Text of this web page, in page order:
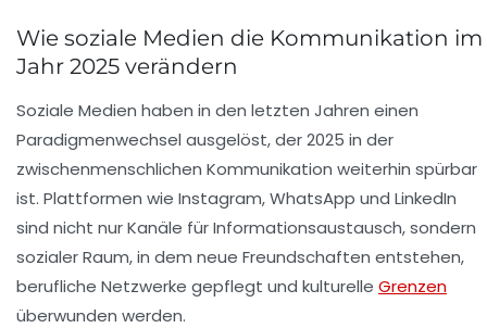
Wie soziale Medien die Kommunikation im
Jahr 2025 verändern
Soziale Medien haben in den letzten Jahren einen
Paradigmenwechsel ausgelöst, der 2025 in der
zwischenmenschlichen Kommunikation weiterhin spürbar
ist. Plattformen wie Instagram, WhatsApp und LinkedIn
sind nicht nur Kanäle für Informationsaustausch, sondern
sozialer Raum, in dem neue Freundschaften entstehen,
berufliche Netzwerke gepflegt und kulturelle Grenzen
überwunden werden.